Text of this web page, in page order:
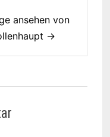
ansehen von
→